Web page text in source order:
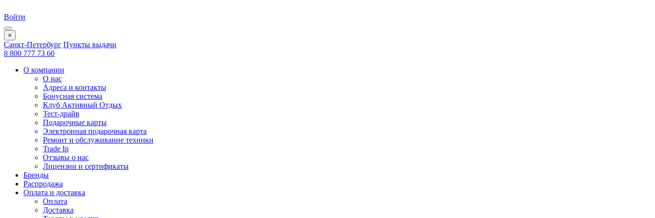
Войти
×
Санкт-Петербург Пункты выдачи
8 800 777 73 60
О компании
О нас
Адреса и контакты
Бонусная система
Клуб Активный Отдых
Тест-драйв
Подарочные карты
Электронная подарочная карта
Ремонт и обслуживание техники
Trade In
Отзывы о нас
Лицензии и сертификаты
Бренды
Распродажа
Оплата и доставка
Оплата
Доставка